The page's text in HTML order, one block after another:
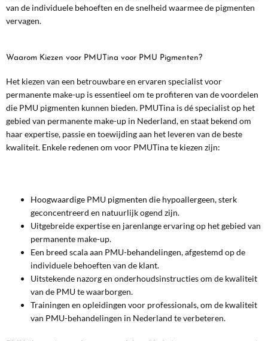
van de individuele behoeften en de snelheid waarmee de pigmenten
vervagen.
Waarom Kiezen voor PMUTina voor PMU Pigmenten?
Het kiezen van een betrouwbare en ervaren specialist voor
permanente make-up is essentieel om te profiteren van de voordelen
die PMU pigmenten kunnen bieden. PMUTina is dé specialist op het
gebied van permanente make-up in Nederland, en staat bekend om
haar expertise, passie en toewijding aan het leveren van de beste
kwaliteit. Enkele redenen om voor PMUTina te kiezen zijn:
Hoogwaardige PMU pigmenten die hypoallergeen, sterk
geconcentreerd en natuurlijk ogend zijn.
Uitgebreide expertise en jarenlange ervaring op het gebied van
permanente make-up.
Een breed scala aan PMU-behandelingen, afgestemd op de
individuele behoeften van de klant.
Uitstekende nazorg en onderhoudsinstructies om de kwaliteit
van de PMU te waarborgen.
Trainingen en opleidingen voor professionals, om de kwaliteit
van PMU-behandelingen in Nederland te verbeteren.